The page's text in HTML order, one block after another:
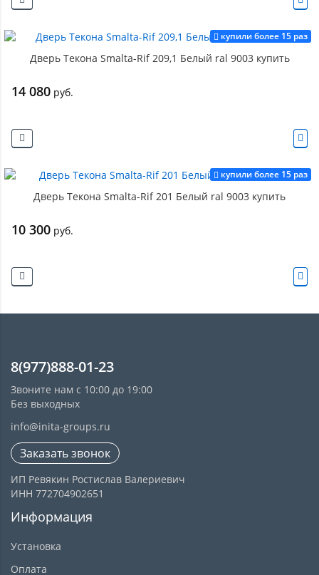
купили более 15 раз
Дверь Текона Smalta-Rif 209,1 Белый ral 9003 купить
14 080 руб.
купили более 15 раз
Дверь Текона Smalta-Rif 201 Белый ral 9003 купить
10 300 руб.
8(977)888-01-23
Звоните нам с 10:00 до 19:00
Без выходных
info@inita-groups.ru
Заказать звонок
ИП Ревякин Ростислав Валериевич
ИНН 772704902651
Информация
Установка
Оплата